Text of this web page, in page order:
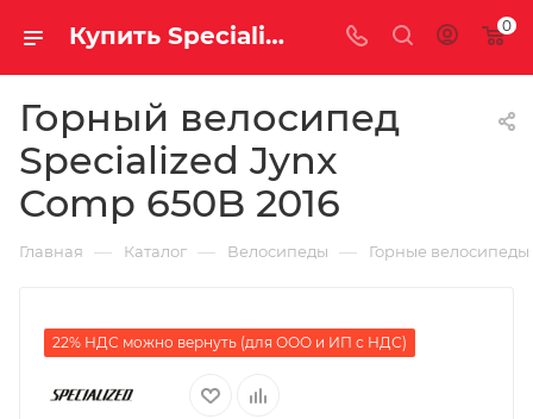
Купить Specialized Jynx Comp 650B 2016 за рублей, а со скидкой 0
Горный велосипед
Specialized Jynx
Comp 650B 2016
Главная — Каталог — Велосипеды — Горные велосипеды
22% НДС можно вернуть (для ООО и ИП с НДС)